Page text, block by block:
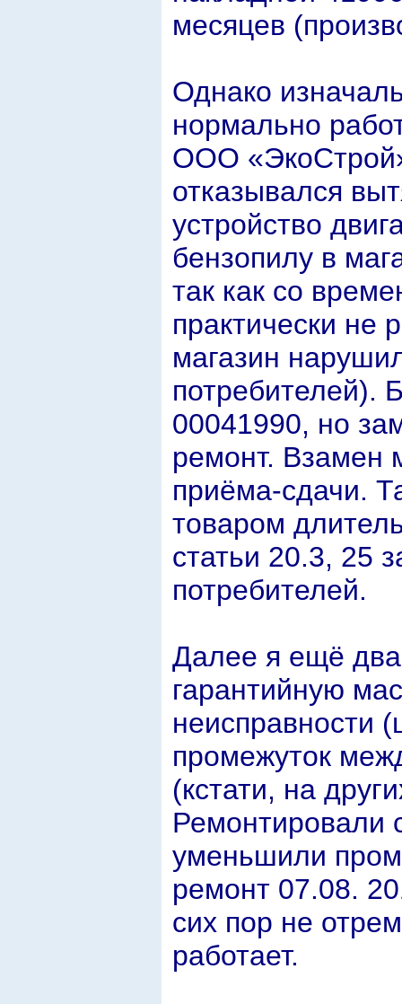
месяцев
Однако
нормально
ООО
отказывался
устройство
бензопилу в
так как со
практически не
магазин
потребителей).
00041990, но
ремонт. Взамен
приёма-сдачи.
товаром
статьи 20.3, 25
потребителей.
Далее я ещё
гарантийную
неисправности
промежуток
(кстати, на
Ремонтировали
уменьшили
ремонт 07.08.
сих пор не
работает.